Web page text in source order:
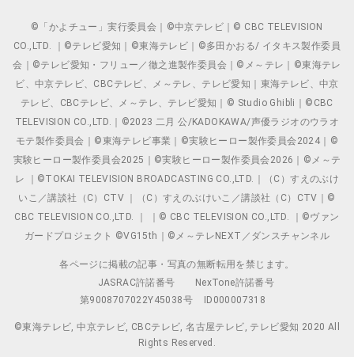
©「かよチュー」実行委員会｜©中京テレビ｜© CBC TELEVISION
CO.,LTD. ｜©テレビ愛知｜©東海テレビ｜©多田かおる/ イタキス製作委員
会｜©テレビ愛知・フリュー／徹之進製作委員会｜©メ～テレ｜©東海テレ
ビ、中京テレビ、CBCテレビ、メ～テレ、テレビ愛知｜東海テレビ、中京
テレビ、CBCテレビ、メ～テレ、テレビ愛知｜© Studio Ghibli｜©CBC
TELEVISION CO.,LTD.｜©2023 二月 公/KADOKAWA/声優ラジオのウラオ
モテ製作委員会｜©東海テレビ事業｜©実験ヒーロー製作委員会2024｜©
実験ヒーロー製作委員会2025｜©実験ヒーロー製作委員会2026｜©メ～テ
レ ｜©TOKAI TELEVISION BROADCASTING CO.,LTD.｜（C）すえのぶけ
いこ／講談社（C）CTV ｜（C）すえのぶけいこ／講談社（C）CTV｜©
CBC TELEVISION CO.,LTD. ｜ ｜© CBC TELEVISION CO.,LTD. ｜©ヴァン
ガードプロジェクト ©VG15th｜©メ～テレNEXT／ダンスチャンネル
各ページに掲載の記事・写真の無断転用を禁じます。
JASRAC許諾番号
NexTone許諾番号
第9008707022Y45038号
ID000007318
©東海テレビ, 中京テレビ, CBCテレビ, 名古屋テレビ, テレビ愛知 2020 All
Rights Reserved.